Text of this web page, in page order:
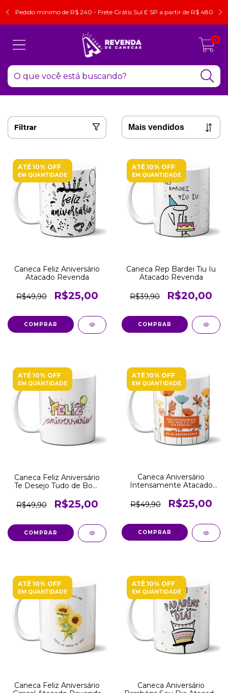
Pedido mínimo de R$ 240 - Frete Grátis Sul E SP a partir de R$ 480
0
Filtrar
ATÉ 10% OFF
EM QUANTIDADE
Caneca Feliz Aniversário
Atacado Revenda
R$49,90 R$25,00
COMPRAR
ATÉ 10% OFF
EM QUANTIDADE
Caneca Rep Bardei Tiu Iu
Atacado Revenda
R$39,90 R$20,00
COMPRAR
ATÉ 10% OFF
EM QUANTIDADE
Caneca Feliz Aniversário
Te Desejo Tudo de Bom
R$49,90
R$25,00
COMPRAR
ATÉ 10% OFF
EM QUANTIDADE
Caneca Aniversário
Intensamente Atacado
R$49,90
R$25,00
COMPRAR
ATÉ 10% OFF
EM QUANTIDADE
Caneca Feliz Aniversário
ATÉ 10% OFF
EM QUANTIDADE
Caneca Aniversário